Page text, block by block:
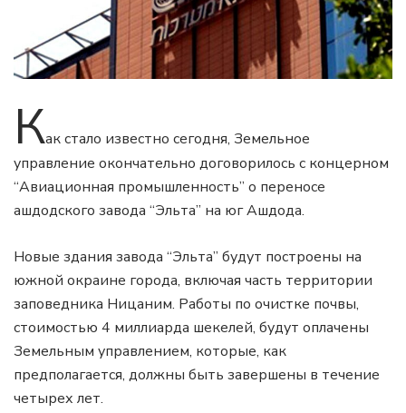
Как стало известно сегодня, Земельное
управление окончательно договорилось с концерном
“Авиационная промышленность” о переносе
ашдодского завода “Эльта” на юг Ашдода.
Новые здания завода “Эльта” будут построены на
южной окраине города, включая часть территории
заповедника Ницаним. Работы по очистке почвы,
стоимостью 4 миллиарда шекелей, будут оплачены
Земельным управлением, которые, как
предполагается, должны быть завершены в течение
четырех лет.